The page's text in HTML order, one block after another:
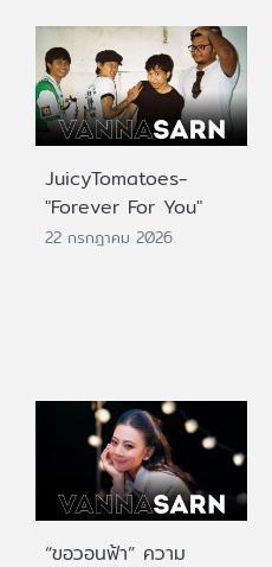
JuicyTomatoes-
"Forever For You"
22 กรกฎาคม 2026
“ขอวอนฟ้า” ความ